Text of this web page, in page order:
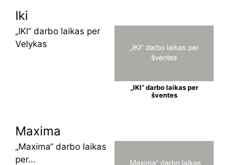
Iki
„IKI“ darbo laikas per
Velykas
„IKI“ darbo laikas per
šventes
Maxima
„Maxima“ darbo laikas
per...